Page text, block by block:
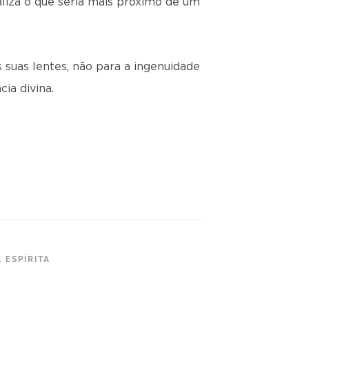
lentes, não para a ingenuidade
divina.